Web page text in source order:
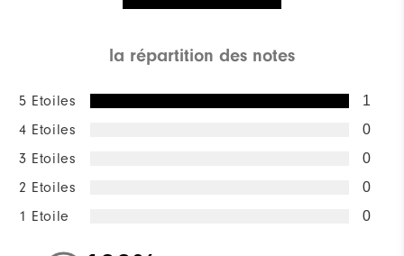
la répartition des notes
5 Etoiles 1
4 Etoiles 0
3 Etoiles 0
2 Etoiles 0
1 Etoile 0